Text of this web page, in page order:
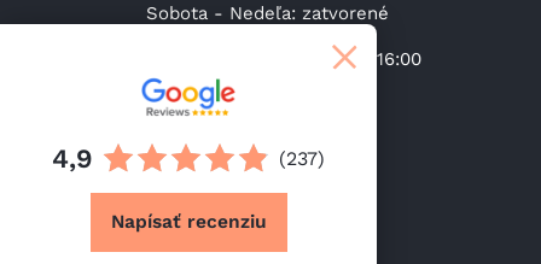
4,9 (237)
Napísať recenziu
Sobota - Nedeľa: zatvorené
Výdaj tovaru (Po-Pi): 08:00 – 16:00
+421 31 37 00 219
info@lacneskrine.sk